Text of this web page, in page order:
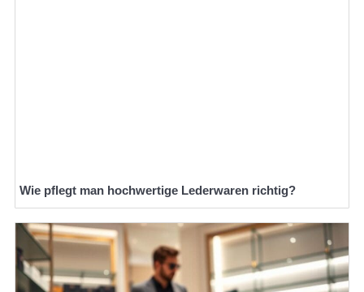
Wie pflegt man hochwertige Lederwaren richtig?